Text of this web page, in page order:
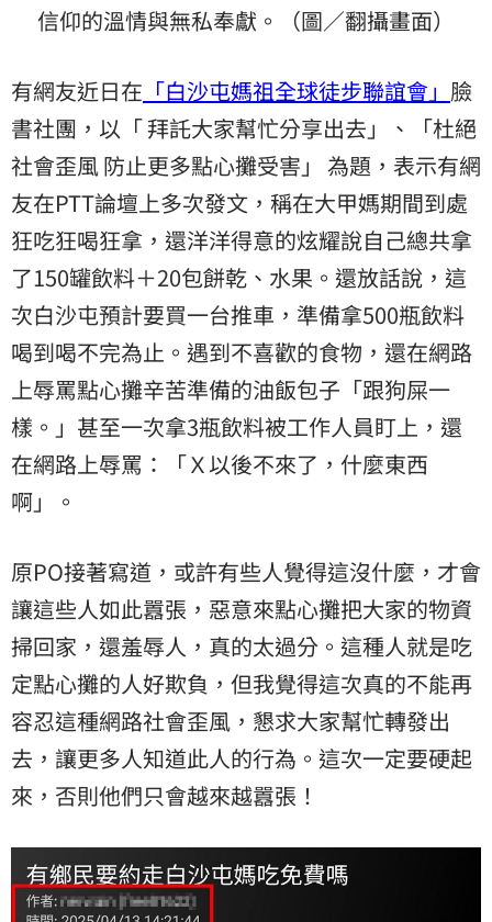
信仰的溫情與無私奉獻。（圖／翻攝畫面）
有網友近日在 「白沙屯媽祖全球徒步聯誼會」 臉
書社團，以「 拜託大家幫忙分享出去」、「杜絕
社會歪風 防止更多點心攤受害」 為題，表示有網
友在PTT論壇上多次發文，稱在大甲媽期間到處
狂吃狂喝狂拿，還洋洋得意的炫耀說自己總共拿
了150罐飲料＋20包餅乾、水果。還放話說，這
次白沙屯預計要買一台推車，準備拿500瓶飲料
喝到喝不完為止。遇到不喜歡的食物，還在網路
上辱罵點心攤辛苦準備的油飯包子「跟狗屎一
樣。」甚至一次拿3瓶飲料被工作人員盯上，還
在網路上辱罵：「Ｘ以後不來了，什麼東西
啊」。
原PO接著寫道，或許有些人覺得這沒什麼，才會
讓這些人如此囂張，惡意來點心攤把大家的物資
掃回家，還羞辱人，真的太過分。這種人就是吃
定點心攤的人好欺負，但我覺得這次真的不能再
容忍這種網路社會歪風，懇求大家幫忙轉發出
去，讓更多人知道此人的行為。這次一定要硬起
來，否則他們只會越來越囂張！